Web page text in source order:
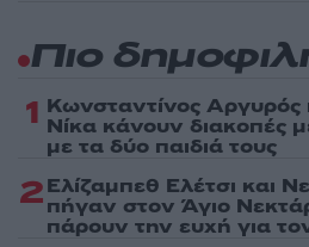
Πιο
1 Κωνσταντίνος Αργυρός
Νίκα κάνουν διακοπές
με τα δύο παιδιά τους
2Ελίζαμπεθ Ελέτσι και
πήγαν στον Άγιο
πάρουν την ευχή για